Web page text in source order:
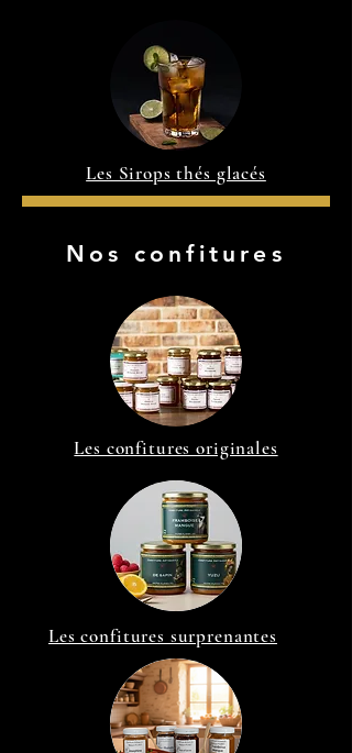
Les Sirops thés glacés
Nos confitures
Les confitures originales
Les confitures surprenantes